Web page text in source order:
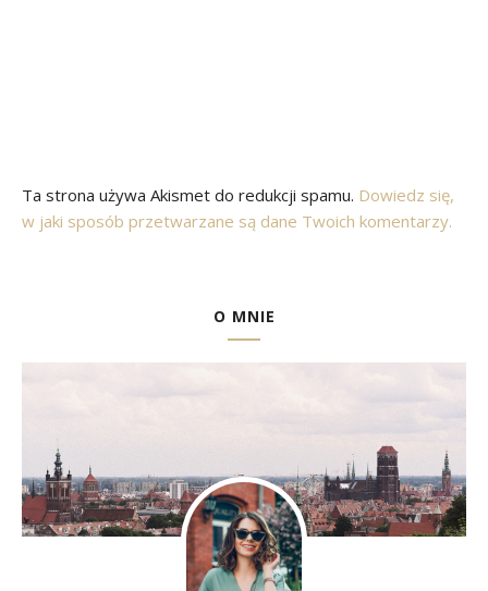
Ta strona używa Akismet do redukcji spamu. Dowiedz się,
w jaki sposób przetwarzane są dane Twoich komentarzy.
O MNIE